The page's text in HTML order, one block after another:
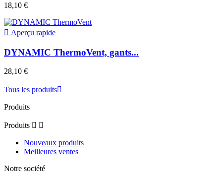
18,10 €
 Aperçu rapide
DYNAMIC ThermoVent, gants...
28,10 €
Tous les produits
Produits
Produits  
Nouveaux produits
Meilleures ventes
Notre société